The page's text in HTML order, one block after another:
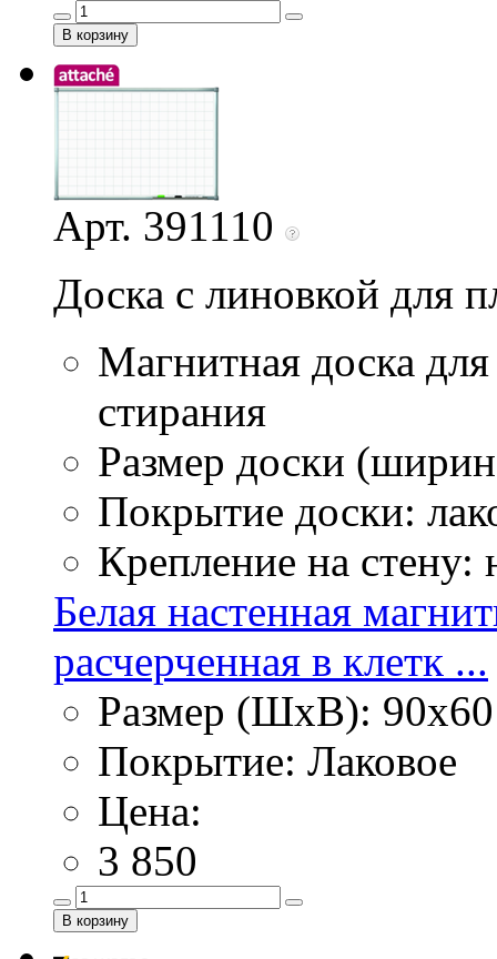
Арт. 391110
Доска с линовкой для
Магнитная доска
стирания
Размер доски
Покрытие доски:
Крепление на стену:
Белая настенная
расчерченная в клетк ...
Размер (ШхВ):
Покрытие: Лаковое
Цена:
3 850